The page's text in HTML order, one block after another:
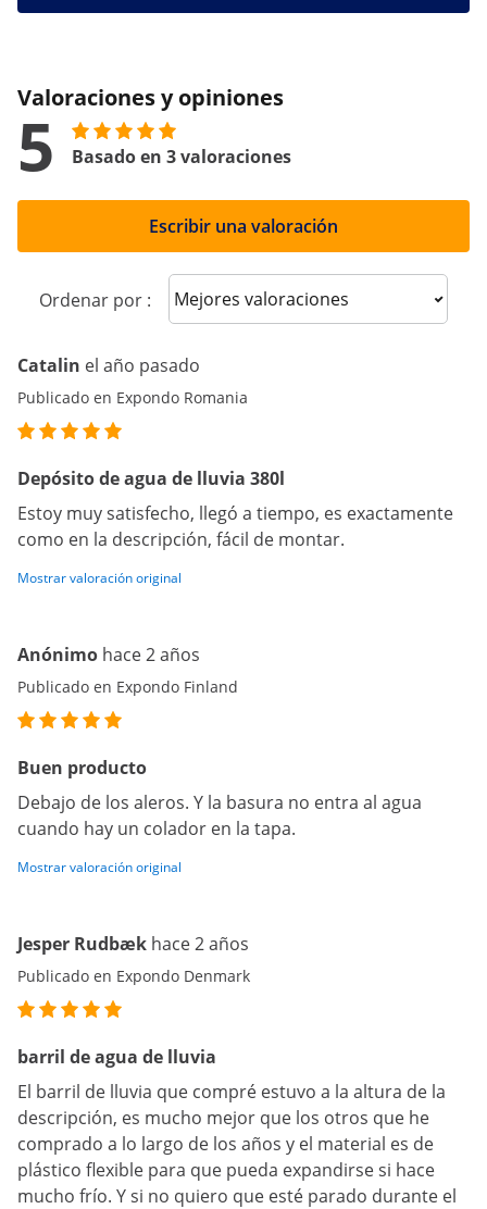
Valoraciones y opiniones
5 Basado en 3 valoraciones
Escribir una valoración
Ordenar por : Sort reviews
Catalin el año pasado
Publicado en Expondo Romania
Depósito de agua de lluvia 380l
Estoy muy satisfecho, llegó a tiempo, es exactamente
como en la descripción, fácil de montar.
Mostrar valoración original
Anónimo hace 2 años
Publicado en Expondo Finland
Buen producto
Debajo de los aleros. Y la basura no entra al agua
cuando hay un colador en la tapa.
Mostrar valoración original
Jesper Rudbæk hace 2 años
Publicado en Expondo Denmark
barril de agua de lluvia
El barril de lluvia que compré estuvo a la altura de la
descripción, es mucho mejor que los otros que he
comprado a lo largo de los años y el material es de
plástico flexible para que pueda expandirse si hace
mucho frío. Y si no quiero que esté parado durante el